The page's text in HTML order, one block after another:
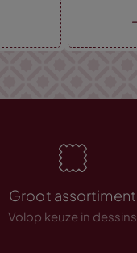
Groot assortiment
Volop keuze in dessins